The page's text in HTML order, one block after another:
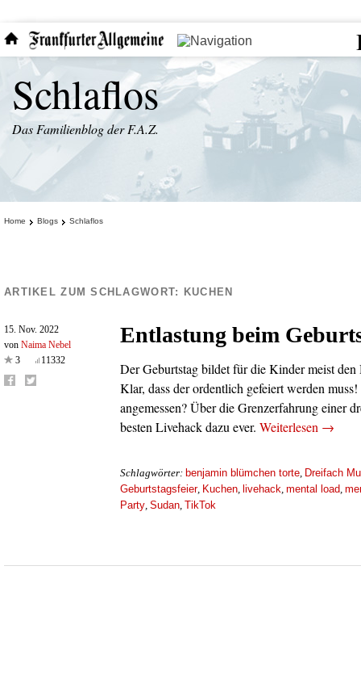
Schlaflos
Das Familienblog der F.A.Z.
Home Blogs Schlaflos
ARTIKEL ZUM SCHLAGWORT: KUCHEN
15. Nov. 2022
von Naima Nebel
3
11332
Entlastung beim
Der Geburtstag bildet für die Kinder meist den
Klar, dass der ordentlich gefeiert werden
angemessen? Über die Grenzerfahrung einer
besten Livehack dazu ever. Weiterlesen →
Schlagwörter: benjamin blümchen torte, Dreifach
Geburtstagsfeier, Kuchen, livehack, mental load,
Party, Sudan, TikTok